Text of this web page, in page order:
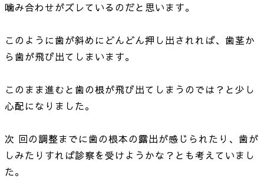
噛み合わせがズレているのだと思います。
このように歯が斜めにどんどん押し出されれば、歯茎か
ら歯が飛び出てしまいます。
このまま進むと歯の根が飛び出てしまうのでは？と少し
心配になりました。
次 回の調整までに歯の根本の露出が感じられたり、歯が
しみたりすれば診察を受けようかな？とも考えていまし
た。